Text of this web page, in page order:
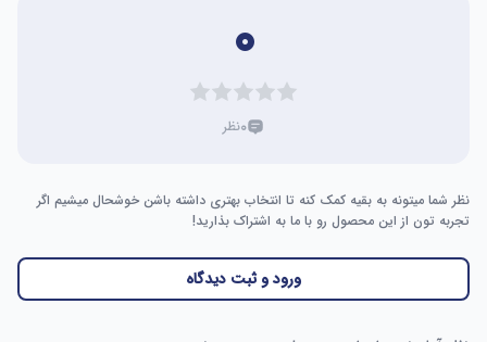
۰
۰نظر
نظر شما میتونه به بقیه کمک کنه تا انتخاب بهتری داشته باشن خوشحال میشیم اگر
تجربه تون از این محصول رو با ما به اشتراک بذارید!
ورود و ثبت دیدگاه